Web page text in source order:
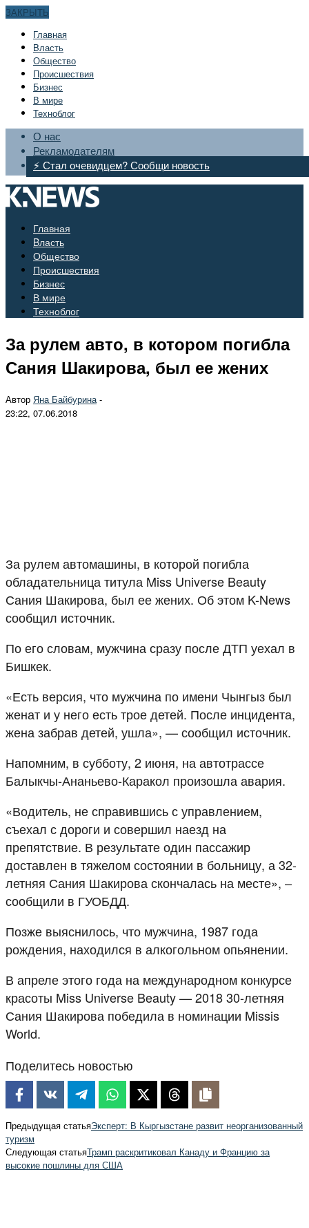
ЗАКРЫТЬ
Главная
Bласть
Общество
Происшествия
Бизнес
В мире
Техноблог
О нас
Рекламодателям
⚡ Стал очевидцем? Сообщи новость
Главная
Bласть
Общество
Происшествия
Бизнес
В мире
Техноблог
За рулем авто, в котором погибла
Сания Шакирова, был ее жених
Автор Яна Байбурина-
23:22, 07.06.2018
За рулем автомашины, в которой погибла
обладательница титула Miss Universe Beauty
Сания Шакирова, был ее жених. Об этом K-News
сообщил источник.
По его словам, мужчина сразу после ДТП уехал в
Бишкек.
«Есть версия, что мужчина по имени Чынгыз был
женат и у него есть трое детей. После инцидента,
жена забрав детей, ушла», — сообщил источник.
Напомним, в субботу, 2 июня, на автотрассе
Балыкчы-Ананьево-Каракол произошла авария.
«Водитель, не справившись с управлением,
съехал с дороги и совершил наезд на
препятствие. В результате один пассажир
доставлен в тяжелом состоянии в больницу, а 32-
летняя Сания Шакирова скончалась на месте», –
сообщили в ГУОБДД.
Позже выяснилось, что мужчина, 1987 года
рождения, находился в алкогольном опьянении.
В апреле этого года на международном конкурсе
красоты Miss Universe Beauty — 2018 30-летняя
Сания Шакирова победила в номинации Missis
World.
Поделитесь новостью
Предыдущая статьяЭксперт: В Кыргызстане развит неорганизованный
туризм
Следующая статьяТрамп раскритиковал Канаду и Францию за
высокие пошлины для США